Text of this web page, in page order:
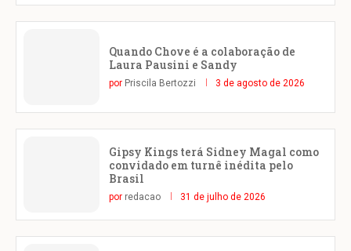
Quando Chove é a colaboração de
Laura Pausini e Sandy
por Priscila Bertozzi 3 de agosto de 2026
Gipsy Kings terá Sidney Magal como
convidado em turnê inédita pelo
Brasil
por redacao 31 de julho de 2026